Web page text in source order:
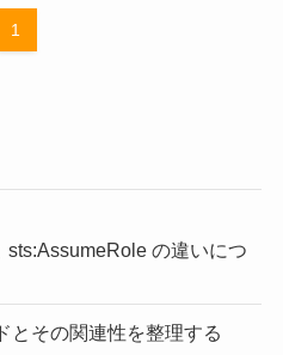
1
sts:AssumeRole の違いにつ
とその関連性を整理する